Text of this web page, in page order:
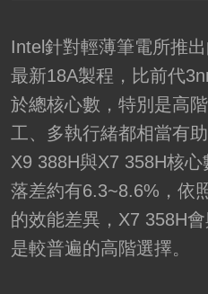
Intel針對輕薄筆電所推
最新18A製程，比前代
於總核心數，特別是高
工、多執行緒都相當有助
X9 388H與X7 358H核
落差約有6.3~8.6%，依
的效能差異，X7 358H
是較普遍的高階選擇。